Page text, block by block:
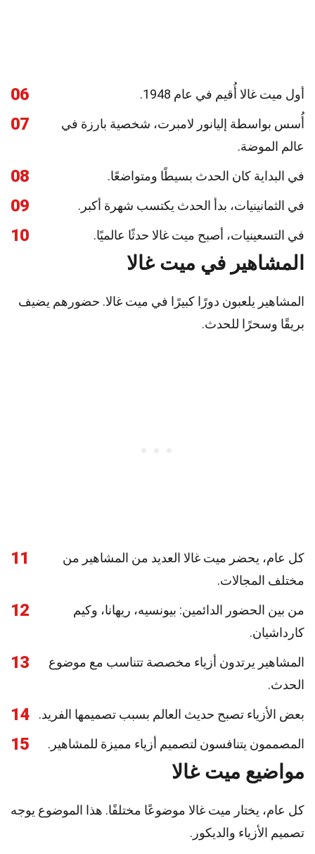
06 أول ميت غالا أُقيم في عام 1948.
07
أُسس بواسطة إليانور لامبرت، شخصية بارزة في
عالم الموضة.
08 في البداية كان الحدث بسيطًا ومتواضعًا.
09 في الثمانينيات، بدأ الحدث يكتسب شهرة أكبر.
10 في التسعينيات، أصبح ميت غالا حدثًا عالميًا.
المشاهير في ميت غالا
المشاهير يلعبون دورًا كبيرًا في ميت غالا. حضورهم يضيف
بريقًا وسحرًا للحدث.
11
كل عام، يحضر ميت غالا العديد من المشاهير من
مختلف المجالات.
12
من بين الحضور الدائمين: بيونسيه، ريهانا، وكيم
كارداشيان.
13
المشاهير يرتدون أزياء مخصصة تتناسب مع موضوع
الحدث.
14 بعض الأزياء تصبح حديث العالم بسبب تصميمها الفريد.
15 المصممون يتنافسون لتصميم أزياء مميزة للمشاهير.
مواضيع ميت غالا
كل عام، يختار ميت غالا موضوعًا مختلفًا. هذا الموضوع يوجه
تصميم الأزياء والديكور.